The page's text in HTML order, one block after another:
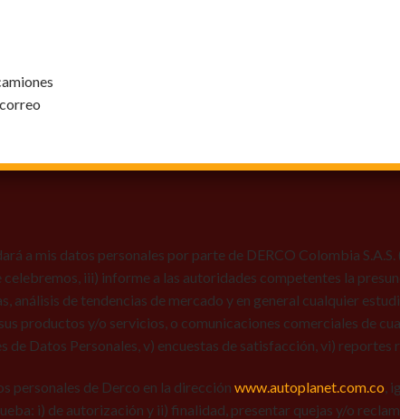
a mis datos personales por parte de DERCO Colombia
iii) informe a las autoridades competentes la
de tendencias de mercado y en general cualquier
productos y/o servicios, o comunicaciones comerciales de
Datos Personales, v) encuestas de satisfacción, vi) reportes
personales de Derco en la dirección www.autoplanet.com.co ,
i) de autorización y ii) finalidad, presentar quejas y/o